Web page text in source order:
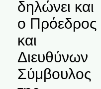
δηλώνει και
ο Πρόεδρος
και
Διευθύνων
Σύμβουλος